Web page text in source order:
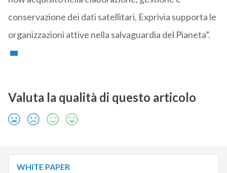
conservazione dei dati satellitari, Exprivia supporta le
organizzazioni attive nella salvaguardia del Pianeta”.
Valuta la qualità di questo articolo
WHITE PAPER